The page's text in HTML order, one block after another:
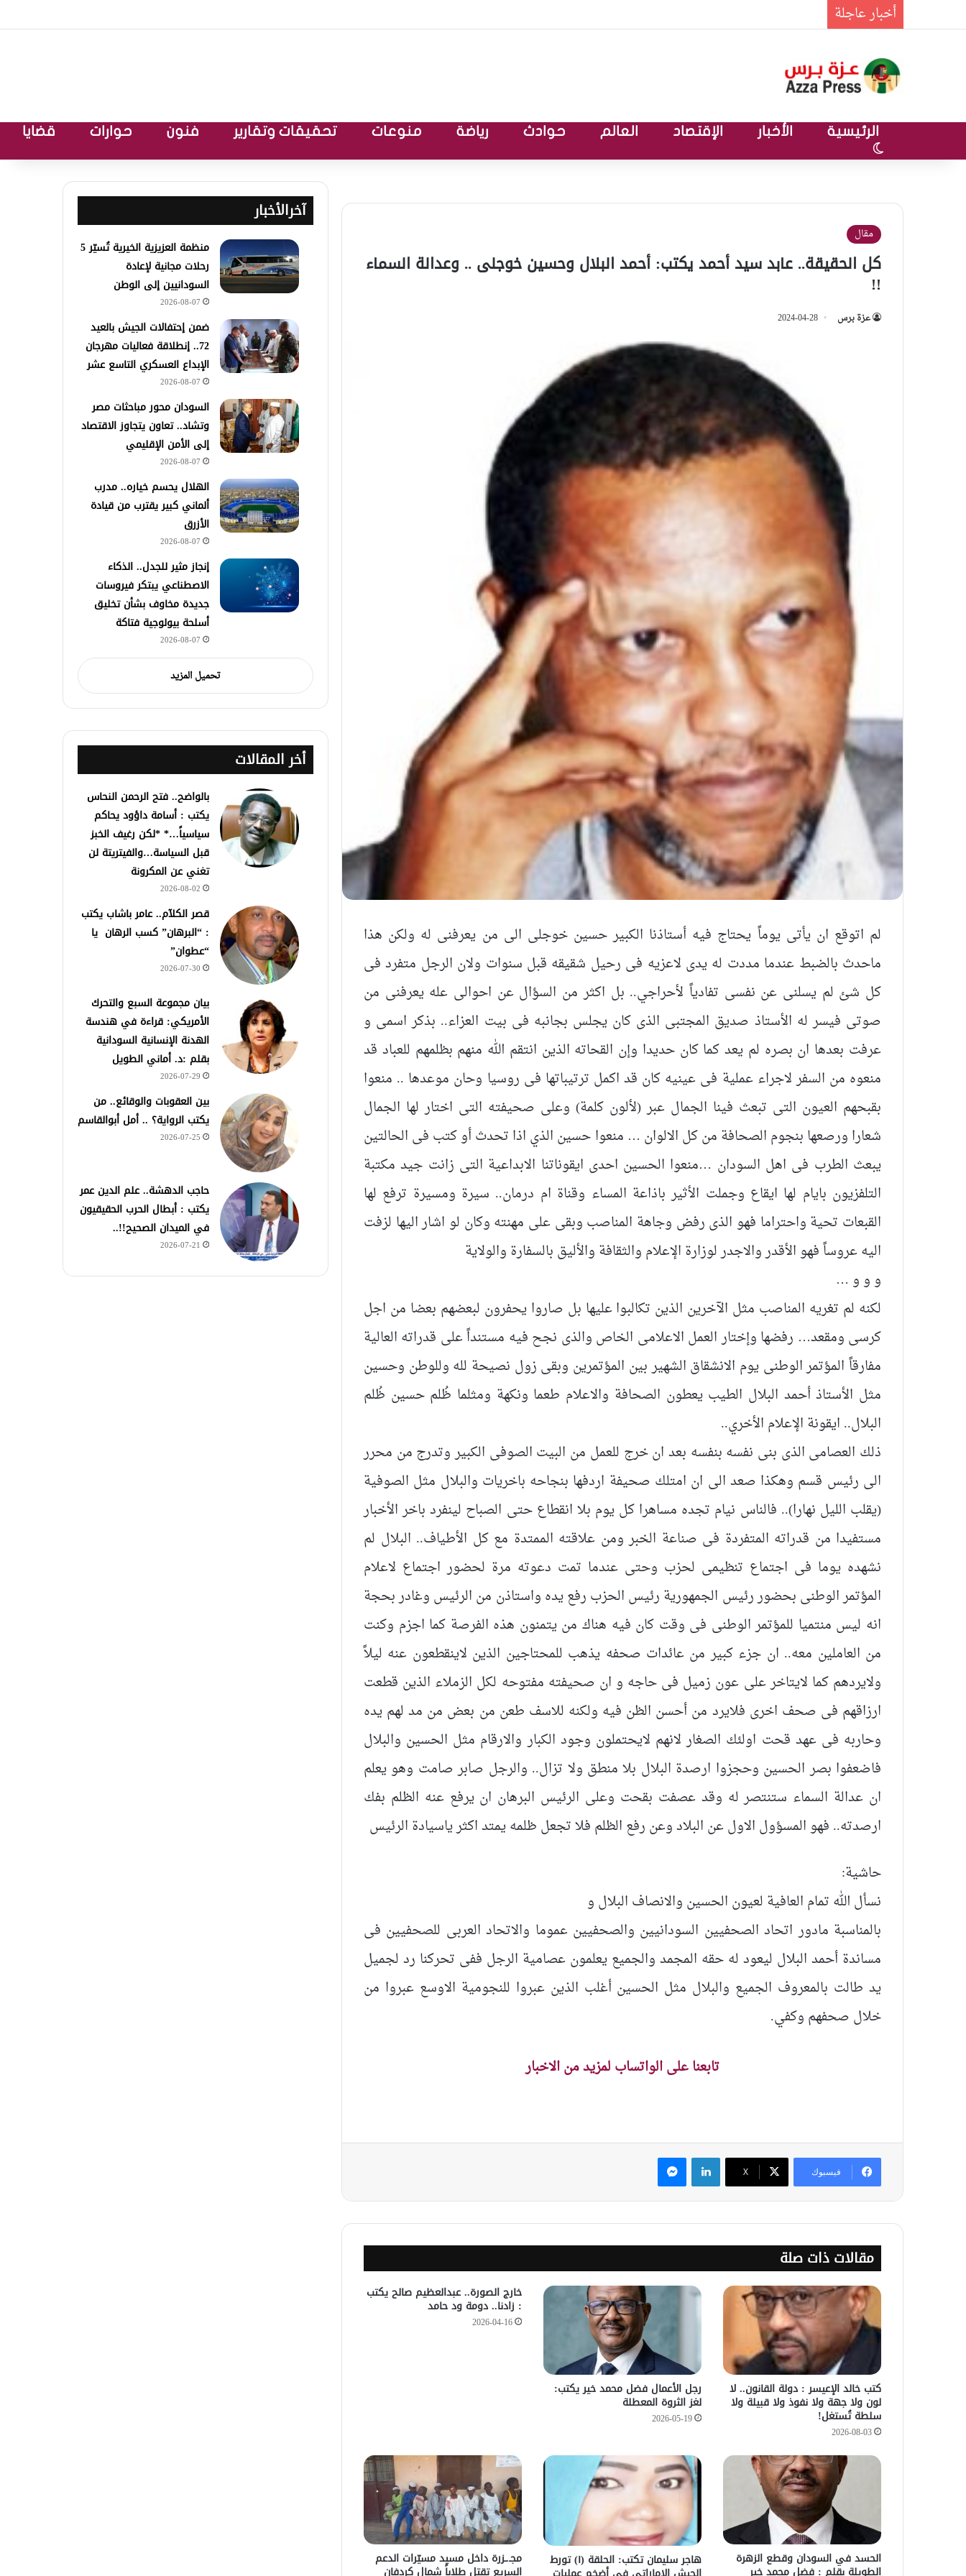
أخبار عاجلة
الرئيسية الأخبار الإقتصاد العالم حوادث رياضة منوعات تحقيقات وتقارير فنون حوارات قضايا
الوضع المظلم
مقال
كل الحقيقة.. عابد سيد أحمد يكتب: أحمد البلال وحسين خوجلى .. وعدالة السماء
!!
عزة برس 2024-04-28
لم اتوقع ان يأتى يوماً يحتاج فيه أستاذنا الكبير حسين خوجلى الى من يعرفنى له ولكن هذا
ماحدث بالضبط عندما مددت له يدى لاعزيه فى رحيل شقيقه قبل سنوات ولان الرجل متفرد فى
كل شئ لم يسلنى عن نفسى تفادياً لأحراجي.. بل اكثر من السؤال عن احوالى عله يعرفنى من
صوتى فيسر له الأستاذ صديق المجتبى الذى كان يجلس بجانبه فى بيت العزاء.. بذكر اسمى و
عرفت بعدها ان بصره لم يعد كما كان حديدا وإن القحاته الذين انتقم الله منهم بظلمهم للعباد قد
منعوه من السفر لاجراء عملية فى عينيه كان قد اكمل ترتيباتها فى روسيا وحان موعدها .. منعوا
بقبحهم العيون التى تبعث فينا الجمال عبر (لألون كلمة) وعلى صحيفته التى اختار لها الجمال
شعارا ورصعها بنجوم الصحافة من كل الالوان … منعوا حسين الذي اذا تحدث أو كتب فى الحالتين
يبعث الطرب فى اهل السودان …منعوا الحسين احدى ايقوناتنا الابداعية التى زانت جيد مكتبة
التلفزيون بايام لها ايقاع وجملت الأثير باذاعة المساء وقناة ام درمان.. سيرة ومسيرة ترفع لها
القبعات تحية واحتراما فهو الذى رفض وجاهة المناصب وبقى على مهنته وكان لو اشار اليها لزفت
اليه عروساً فهو الأقدر والاجدر لوزارة الإعلام والثقافة والأليق بالسفارة والولاية
و و و …
لكنه لم تغريه المناصب مثل الآخرين الذين تكالبوا عليها بل صاروا يحفرون لبعضهم بعضا من اجل
كرسى ومقعد… رفضها وإختار العمل الاعلامى الخاص والذى نجح فيه مستنداً على قدراته العالية
مفارقاً المؤتمر الوطنى يوم الانشقاق الشهير بين المؤتمرين وبقى زول نصيحة لله وللوطن وحسين
مثل الأستاذ أحمد البلال الطيب يعطون الصحافة والاعلام طعما ونكهة ومثلما ظُلم حسين ظُلم
البلال.. ايقونة الإعلام الأخري..
ذلك العصامى الذى بنى نفسه بنفسه بعد ان خرج للعمل من البيت الصوفى الكبير وتدرج من محرر
الى رئيس قسم وهكذا صعد الى ان امتلك صحيفة اردفها بنجاحه باخريات والبلال مثل الصوفية
(يقلب الليل نهارا).. فالناس نيام تجده مساهرا كل يوم بلا انقطاع حتى الصباح لينفرد باخر الأخبار
مستفيدا من قدراته المتفردة فى صناعة الخبر ومن علاقته الممتدة مع كل الأطياف.. البلال لم
نشهده يوما فى اجتماع تنظيمى لحزب وحتى عندما تمت دعوته مرة لحضور اجتماع لاعلام
المؤتمر الوطنى بحضور رئيس الجمهورية رئيس الحزب رفع يده واستاذن من الرئيس وغادر بحجة
انه ليس منتميا للمؤتمر الوطنى فى وقت كان فيه هناك من يتمنون هذه الفرصة كما اجزم وكنت
من العاملين معه.. ان جزء كبير من عائدات صحفه يذهب للمحتاجين الذين لاينقطعون عنه ليلاً
ولايردهم كما لايتاخر على عون زميل فى حاجه و ان صحيفته مفتوحه لكل الزملاء الذين قطعت
ارزاقهم فى صحف اخرى فلايرد من أحسن الظن فيه ولكنه للاسف طعن من بعض من مد لهم يده
وحاربه فى عهد قحت اولئك الصغار لانهم لايحتملون وجود الكبار والارقام مثل الحسين والبلال
فاضعفوا بصر الحسين وحجزوا ارصدة البلال بلا منطق ولا تزال.. والرجل صابر صامت وهو يعلم
ان عدالة السماء ستنتصر له وقد عصفت بقحت وعلى الرئيس البرهان ان يرفع عنه الظلم بفك
ارصدته.. فهو المسؤول الاول عن البلاد وعن رفع الظلم فلا تجعل ظلمه يمتد اكثر ياسيادة الرئيس
حاشية:
نسأل الله تمام العافية لعيون الحسين والانصاف البلال و
بالمناسبة مادور اتحاد الصحفيين السودانيين والصحفيين عموما والاتحاد العربى للصحفيين فى
مساندة أحمد البلال ليعود له حقه المجمد والجميع يعلمون عصامية الرجل ففى تحركنا رد لجميل
يد طالت بالمعروف الجميع والبلال مثل الحسين أغلب الذين عبروا للنجومية الاوسع عبروا من
خلال صحفهم وكفي.
تابعنا على الواتساب لمزيد من الاخبار
فيسبوك ‫X
لينكدإن ماسنجر
مقالات ذات صلة
كتب خالد الإعيسر : دولة القانون.. لا
لون ولا جهة ولا نفوذ ولا قبيلة ولا
سلطة تُستغل!
2026-08-03
رجل الأعمال فضل محمد خير يكتب:
لغز الثروة المعطلة
2026-05-19
خارج الصورة.. عبدالعظيم صالح يكتب
: زادنا.. دومة ود حامد
2026-04-16
الحسد في السودان وقطع الزهرة هاجر سليمان تكتب: الحلقة (١) تورط مجـ.ـزرة داخل مسيد مسيّرات الدعم
آخرالأخبار
منظمة العزيزية الخيرية تُسيّر 5
رحلات مجانية لإعادة
السودانيين إلى الوطن
2026-08-07
ضمن إحتفالات الجيش بالعيد
72.. إنطلاقة فعاليات مهرجان
الإبداع العسكري التاسع عشر
2026-08-07
السودان محور مباحثات مصر
وتشاد.. تعاون يتجاوز الاقتصاد
إلى الأمن الإقليمي
2026-08-07
الهلال يحسم خياره.. مدرب
ألماني كبير يقترب من قيادة
الأزرق
2026-08-07
إنجاز مثير للجدل.. الذكاء
الاصطناعي يبتكر فيروسات
جديدة مخاوف بشأن تخليق
أسلحة بيولوجية فتاكة
2026-08-07
تحميل المزيد
أخر المقالات
بالواضح.. فتح الرحمن النحاس
يكتب : أسامة داؤود يحاكم
سياسياً…* *لكن رغيف الخبز
قبل السياسة…والفيتريتة لن
تغني عن المكرونة
2026-08-02
قصر الكلآم.. عامر باشاب يكتب
: “البرهان” كسب الرهان يا
“عطوان”
2026-07-30
بيان مجموعة السبع والتحرك
الأمريكي: قراءة في هندسة
الهدنة الإنسانية السودانية
بقلم :د. أماني الطويل
2026-07-29
بين العقوبات والوقائع.. من
يكتب الرواية؟ .. أمل أبوالقاسم
2026-07-25
حاجب الدهشة.. علم الدين عمر
يكتب : أبطال الحرب الحقيقيون
في الميدان الصحيح!!..
2026-07-21